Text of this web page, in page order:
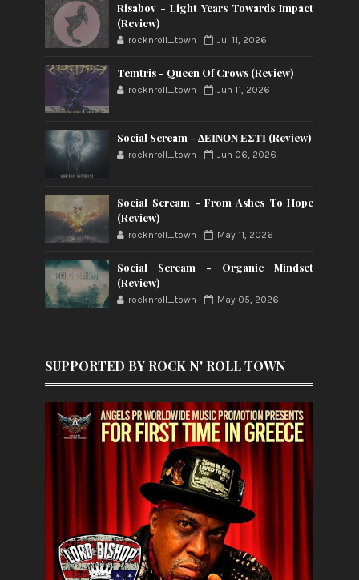
Risabov - Light Years Towards Impact
(Review)
rocknroll_town Jul 11, 2026
Temtris - Queen Of Crows (Review)
rocknroll_town Jun 11, 2026
Social Scream - ΔΕΙΝΟΝ ΕΣΤΙ (Review)
rocknroll_town Jun 06, 2026
Social Scream - From Ashes To Hope
(Review)
rocknroll_town May 11, 2026
Social Scream - Organic Mindset
(Review)
rocknroll_town May 05, 2026
SUPPORTED BY ROCK N' ROLL TOWN